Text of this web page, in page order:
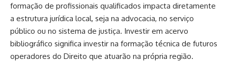
formação de profissionais qualificados impacta diretamente
a estrutura jurídica local, seja na advocacia, no serviço
público ou no sistema de justiça. Investir em acervo
bibliográfico significa investir na formação técnica de futuros
operadores do Direito que atuarão na própria região.